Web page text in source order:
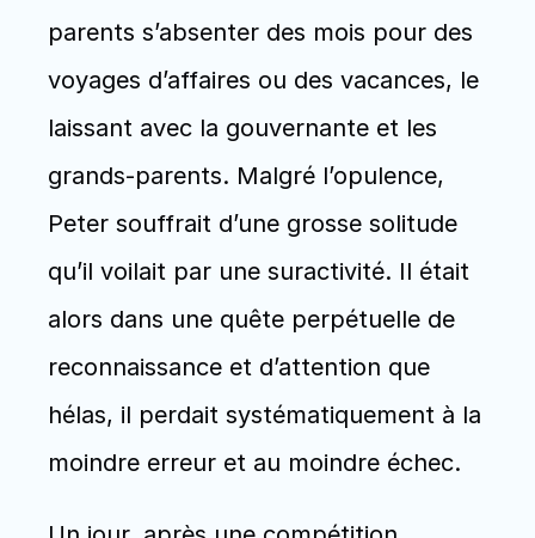
parents s’absenter des mois pour des
voyages d’affaires ou des vacances, le
laissant avec la gouvernante et les
grands-parents. Malgré l’opulence,
Peter souffrait d’une grosse solitude
qu’il voilait par une suractivité. Il était
alors dans une quête perpétuelle de
reconnaissance et d’attention que
hélas, il perdait systématiquement à la
moindre erreur et au moindre échec.